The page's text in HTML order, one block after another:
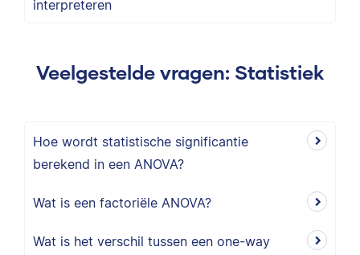
interpreteren
Veelgestelde vragen: Statistiek
Hoe wordt statistische significantie
berekend in een ANOVA?
Wat is een factoriële ANOVA?
Wat is het verschil tussen een one-way